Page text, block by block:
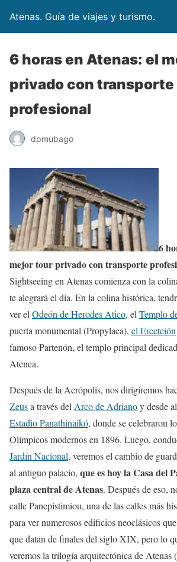
Atenas. Guía de viajes y turismo.
6 horas en Atenas: el
privado con transporte
profesional
dpmubago
6
mejor tour privado con transporte
Sightseeing en Atenas comienza con la
te alegrará el día. En la colina histórica,
ver el Odeón de Herodes Atico, el Templo
puerta monumental (Propylaea), el Erecteión
famoso Partenón, el templo principal
Atenea.
Después de la Acrópolis, nos dirigiremos
Zeusa través del Arco de Adrianoy desde
Estadio Panathinaikó, donde se celebraron
Olímpicos modernos en 1896. Luego,
Jardín Nacional, veremos el cambio de
al antiguo palacio, que es hoy la Casa del
plaza central de Atenas. Después de eso,
calle Panepistimiou, una de las calles más
para ver numerosos edificios neoclásicos
que datan de finales del siglo XIX, pero lo
veremos la trilogía arquitectónica de Atenas